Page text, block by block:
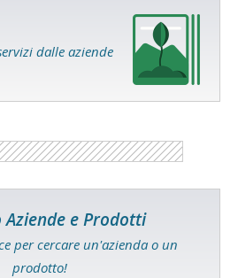
dalle aziende
Aziende e Prodotti
per cercare un'azienda o un
prodotto!